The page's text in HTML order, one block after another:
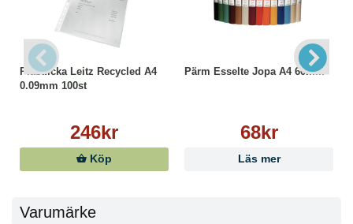
Plastficka Leitz Recycled A4
0.09mm 100st
246kr
Köp
Pärm Esselte Jopa A4 60mm
68kr
Läs mer
Varumärke